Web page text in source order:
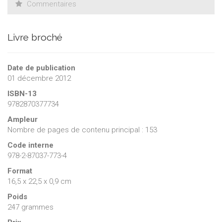
Commentaires
Livre broché
Date de publication
01 décembre 2012
ISBN-13
9782870377734
Ampleur
Nombre de pages de contenu principal : 153
Code interne
978-2-87037-773-4
Format
16,5 x 22,5 x 0,9 cm
Poids
247 grammes